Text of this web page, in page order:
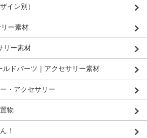
イン別）
ー素材
リー素材
ルドパーツ｜アクセサリー素材
・アクセサリー
物
！